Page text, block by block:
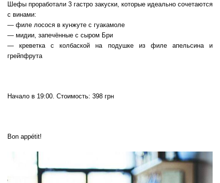
Шефы проработали 3 гастро закуски, которые идеально сочетаются
с винами:
— филе лосося в кунжуте с гуакамоле
— мидии, запечённые с сыром Бри
— креветка с колбаской на подушке из филе апельсина и
грейпфрута
Начало в 19:00. Стоимость: 398 грн
Bon appétit!